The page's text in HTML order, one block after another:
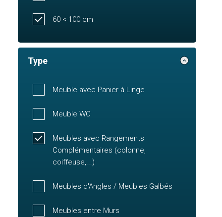
60 < 100 cm
Type
Meuble avec Panier à Linge
Meuble WC
Meubles avec Rangements
Complémentaires (colonne,
coiffeuse,...)
Meubles d'Angles / Meubles Galbés
Meubles entre Murs